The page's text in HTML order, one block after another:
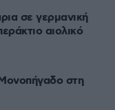
σε γερμανική
αιολικό
στη